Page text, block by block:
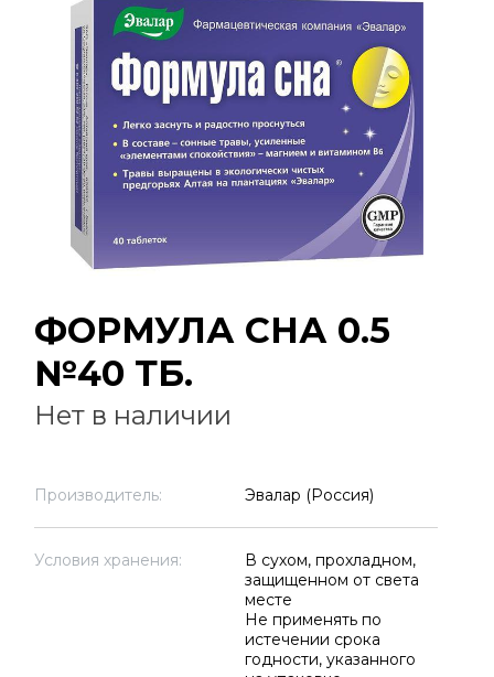
ФОРМУЛА СНА 0.5
№40 ТБ.
Нет в наличии
Производитель: Эвалар (Россия)
Условия хранения:
В сухом, прохладном,
защищенном от света
месте
Не применять по
истечении срока
годности, указанного